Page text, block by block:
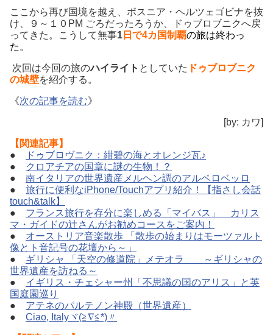
ここから再び国境を越え、ボスニア・ヘルツェゴビナを抜
け、９～１０PM ごろだったろうか、ドゥブロブニクへ戻
ってきた。こうして無事1 日で4カ国制覇の旅は終わっ
た。
次回は今回の旅のハイライト としていた ドゥブロブニク
の城壁を紹介する。
《次の記事を読む》
[by: カワ]
【関連記事】
●
ドゥブロヴニク：紺碧の海とオレンジ瓦♪
●
クロアチアの国章に謎の生物！？
● 南イタリアの世界遺産メルヘン調のアルベロベッロ
● 旅行に便利なiPhone/Touchアプリ紹介！【指さし会話
touch&talk】
● フランス旅行を存分に楽しめる「マイバス」 カリス
マ・ガイドの辻さんがお勧めコースをご案内！
● オーストリア音楽散歩 「散歩の始まりはモーツァルト
像とト音記号の花壇から～」
● ギリシャ 「天空の修道院」メテオラ ～ギリシャの
世界遺産を訪ねる～
● イギリス・チェシャー州「不思議の国のアリス」と英
国庭園巡り
● アテネのパルテノン神殿（世界遺産）
● Ciao, Italyヾ(≧∇≦*)〃